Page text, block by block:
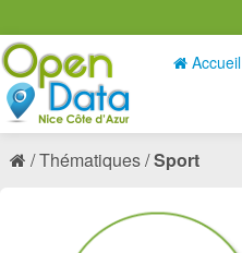
Accueil
Thématiques Sport